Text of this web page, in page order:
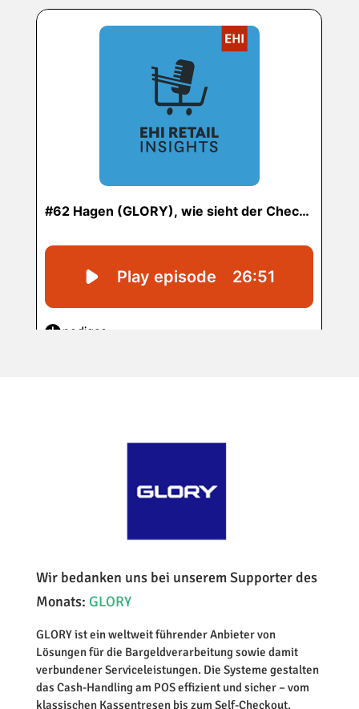
Wir bedanken uns bei unserem Supporter des
Monats: GLORY
GLORY ist ein weltweit führender Anbieter von
Lösungen für die Bargeldverarbeitung sowie damit
verbundener Serviceleistungen. Die Systeme gestalten
das Cash-Handling am POS effizient und sicher – vom
klassischen Kassentresen bis zum Self-Checkout.